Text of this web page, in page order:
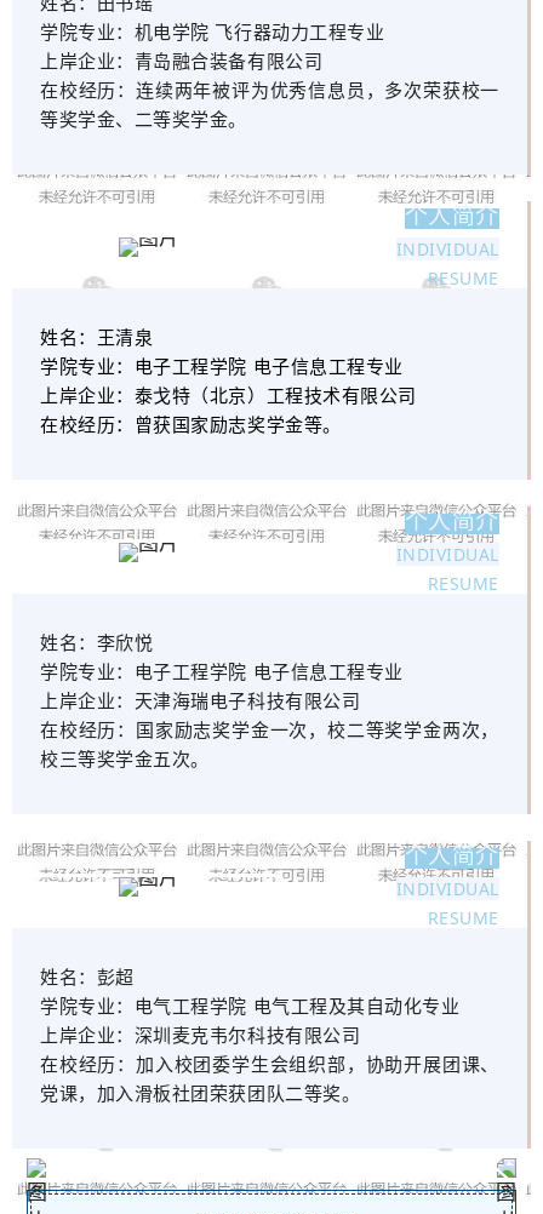
学院专业： 机电学院 飞行器动力工程专业
上岸企业： 青岛融合装备有限公司
在校经历：连续两年被评为优秀信息员，多次荣获校一
等奖学金、二等奖学金。
个人简介
INDIVIDUAL
RESUME
姓名： 王清泉
学院专业： 电子工程学院 电子信息工程专业
上岸企业： 泰戈特（北京）工程技术有限公司
在校经历：
曾获国家励志奖学金等。
个人简介
INDIVIDUAL
RESUME
姓名： 李欣悦
学院专业： 电子工程学院 电子信息工程专业
上岸企业： 天津海瑞电子科技有限公司
在校经历： 国家励志奖学金一次，校二等奖学金两次，
校三等奖学金五次。
个人简介
INDIVIDUAL
RESUME
姓名： 彭超
学院专业： 电气工程学院 电气工程及其自动化专业
上岸企业： 深圳麦克韦尔科技有限公司
在校经历：加入校团委学生会组织部，协助开展团课、
党课，加入滑板社团荣获团队二等奖。